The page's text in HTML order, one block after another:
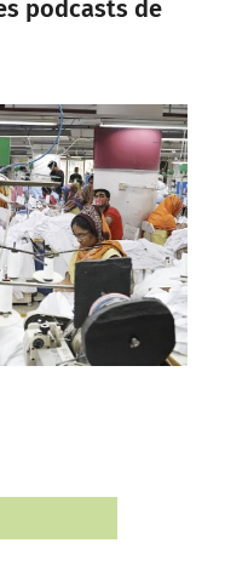
podcasts de